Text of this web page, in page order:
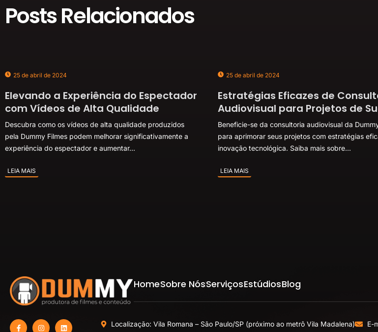
Posts Relacionados
25 de abril de 2024
Elevando a Experiência do Espectador
com Vídeos de Alta Qualidade
Descubra como os vídeos de alta qualidade produzidos
pela Dummy Filmes podem melhorar significativamente a
experiência do espectador e aumentar...
LEIA MAIS
25 de abril de 2024
Estratégias Eficazes de
Audiovisual para Projetos de
Beneficie-se da consultoria audiovisual da
para aprimorar seus projetos com estratégias
inovação tecnológica. Saiba mais sobre...
LEIA MAIS
HomeSobre NósServiçosEstúdiosBlog
Localização: Vila Romana – São Paulo/SP (próximo ao metrô Vila Madalena) E-